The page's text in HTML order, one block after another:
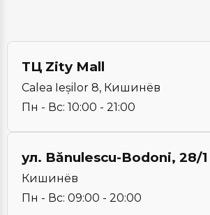
ТЦ Zity Mall
Calea Ieșilor 8, Кишинёв
Пн - Вс: 10:00 - 21:00
ул. Bănulescu-Bodoni, 28/1
Кишинёв
Пн - Вс: 09:00 - 20:00